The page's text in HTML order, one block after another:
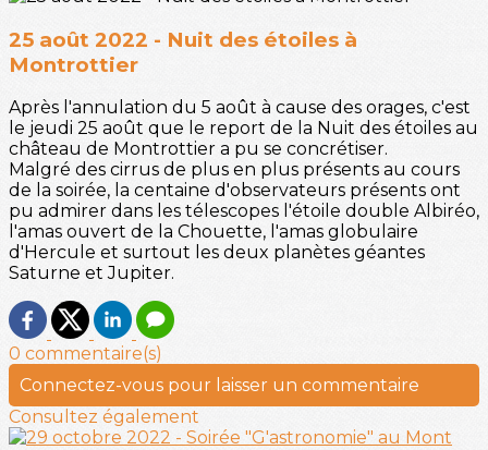
25 août 2022 - Nuit des étoiles à
Montrottier
Après l'annulation du 5 août à cause des orages, c'est
le jeudi 25 août que le report de la Nuit des étoiles au
château de Montrottier a pu se concrétiser.
Malgré des cirrus de plus en plus présents au cours
de la soirée, la centaine d'observateurs présents ont
pu admirer dans les télescopes l'étoile double Albiréo,
l'amas ouvert de la Chouette, l'amas globulaire
d'Hercule et surtout les deux planètes géantes
Saturne et Jupiter.
0 commentaire(s)
Connectez-vous pour laisser un commentaire
Consultez également